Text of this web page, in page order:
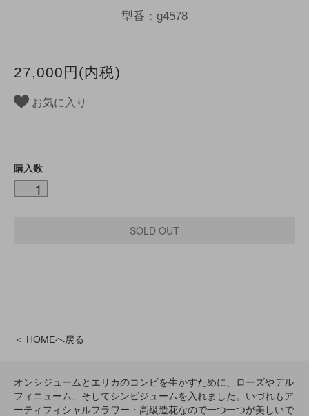
型番：g4578
27,000円(内税)
お気に入り
購入数
＜ HOMEへ戻る
オンシジュームとエリカのコンビを生かすために、ローズやデル
フィニューム、そしてシンビジュームを入れました。いづれもア
ーティフィシャルフラワー・高級造花なので一つ一つが美しいで